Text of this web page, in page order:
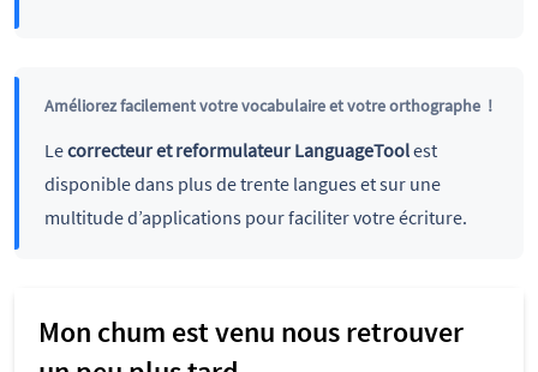
Améliorez facilement votre vocabulaire et votre orthographe !
Lecorrecteur et reformulateur LanguageToolest
disponible dans plus de trente langues et sur une
multitude d’applications pour faciliter votre écriture.